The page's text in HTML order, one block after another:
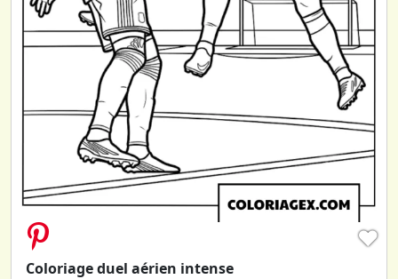
♥
Coloriage duel aérien intense